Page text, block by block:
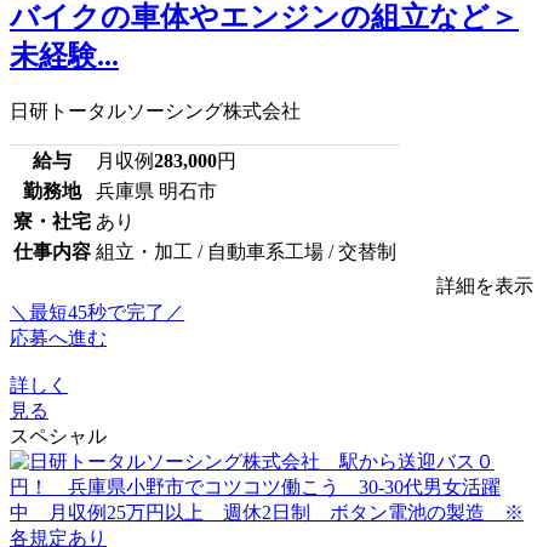
バイクの車体やエンジンの組立など＞
未経験...
日研トータルソーシング株式会社
給与 月収例283,000円
勤務地
兵庫県 明石市
寮・社宅 あり
仕事内容 組立・加工 / 自動車系工場 / 交替制
詳細を表示
＼最短45秒で完了／
応募へ進む
詳しく
見る
スペシャル